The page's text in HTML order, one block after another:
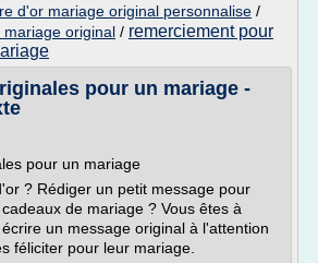
d'or mariage original personnalise /
original / remerciement pour
pour un mariage -
pour un mariage
? Rédiger un petit message pour
de mariage ? Vous êtes à
un message original à l'attention
féliciter pour leur mariage.